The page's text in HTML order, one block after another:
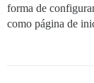
forma de
como página de